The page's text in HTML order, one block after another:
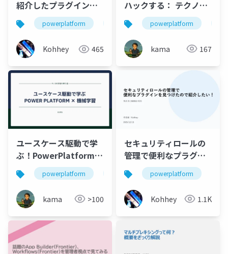
紹介したプラグイン
「User Security
Manager」を応用した
セキュリティロール管
理
powerplatform dataverse ppacjp
Kohhey 465
ハックする： テクノロ
ジーを駆使した自律型
学習の最適解
powerplatform
kama 167
ユースケース駆動で学
ぶ！PowerPlatform×
機械学習powerplatform 機械学習 automl
kama >100
セキュリティロールの
管理で便利なプラグイ
ンを見つけたので紹介
したい！
powerplatform
Kohhey 1.1K